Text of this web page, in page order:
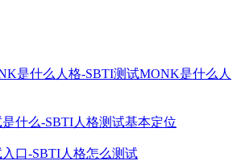
是什么人格-SBTI测试MONK是什么人
什么-SBTI人格测试基本定位
口-SBTI人格怎么测试